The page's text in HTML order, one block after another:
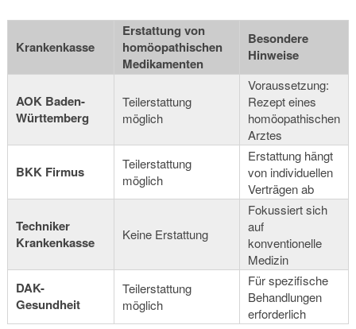
Krankenkasse
Erstattung von
homöopathischen
Medikamenten
Besondere
Hinweise
AOK Baden-
Württemberg
Teilerstattung
möglich
Voraussetzung:
Rezept eines
homöopathischen
Arztes
BKK Firmus
Teilerstattung
möglich
Erstattung hängt
von individuellen
Verträgen ab
Techniker
Krankenkasse
Keine Erstattung
Fokussiert sich
auf
konventionelle
Medizin
DAK-
Gesundheit
Teilerstattung
möglich
Für spezifische
Behandlungen
erforderlich